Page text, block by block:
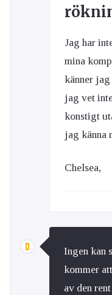
Jag har
mina
känner
jag vet
konstigt
jag känna
Chelsea,
Ingen kan
kommer
av den